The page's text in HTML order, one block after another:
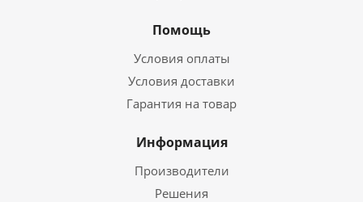
Помощь
Условия оплаты
Условия доставки
Гарантия на товар
Информация
Производители
Решения